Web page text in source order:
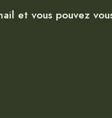
et vous pouvez